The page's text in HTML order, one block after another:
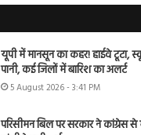
यूपी में मानसून का कहर! हाईवे टूटा,
पानी, कई जिलों में बारिश का अलर्ट
5 August 2026 - 3:41 PM
परिसीमन बिल पर सरकार ने कांग्रेस